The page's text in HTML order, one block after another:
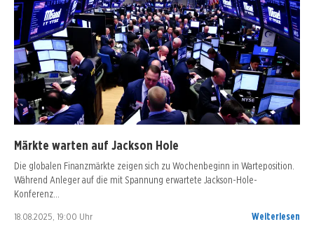
Märkte warten auf Jackson Hole
Die globalen Finanzmärkte zeigen sich zu Wochenbeginn in Warteposition.
Während Anleger auf die mit Spannung erwartete Jackson-Hole-
Konferenz…
18.08.2025, 19:00 Uhr Weiterlesen